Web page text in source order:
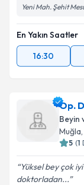
Yeni Mah. Şehit
En Yakın Saatler
16:30
Op.
Beyin
Muğla,
5 (1
Yüksel bey çok
doktorladan...